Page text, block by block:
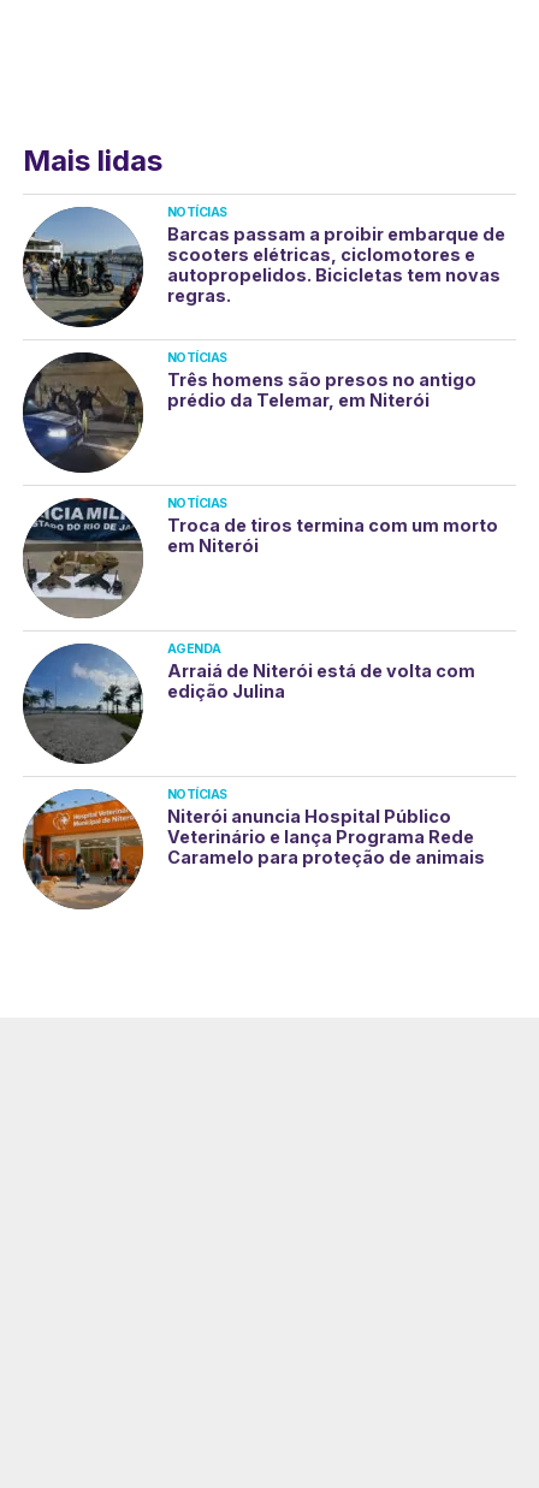
Mais lidas
NOTÍCIAS
Barcas passam a proibir embarque de
scooters elétricas, ciclomotores e
autopropelidos. Bicicletas tem novas
regras.
NOTÍCIAS
Três homens são presos no antigo
prédio da Telemar, em Niterói
NOTÍCIAS
Troca de tiros termina com um morto
em Niterói
AGENDA
Arraiá de Niterói está de volta com
edição Julina
NOTÍCIAS
Niterói anuncia Hospital Público
Veterinário e lança Programa Rede
Caramelo para proteção de animais